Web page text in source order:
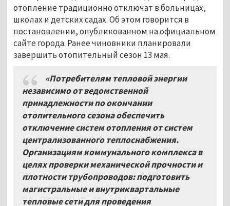
отопление традиционно отключат в больницах,
школах и детских садах. Об этом говорится в
постановлении, опубликованном на официальном
сайте города. Ранее чиновники планировали
завершить отопительный сезон 13 мая.
«Потребителям тепловой энергии
независимо от ведомственной
принадлежности по окончании
отопительного сезона обеспечить
отключение систем отопления от систем
централизованного теплоснабжения.
Организациям коммунального комплекса в
целях проверки механической прочности и
плотности трубопроводов: подготовить
магистральные и внутриквартальные
тепловые сети для проведения